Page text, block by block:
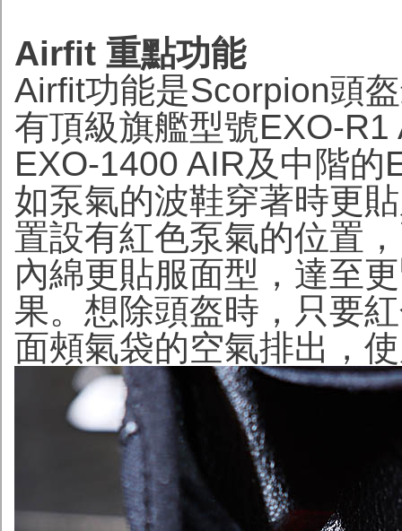
Airfit 重點功能
Airfit功能是Scorpion頭
有頂級旗艦型號EXO-
EXO-1400 AIR及中階
如泵氣的波鞋穿著時更
置設有紅色泵氣的位置
內綿更貼服面型，達至
果。想除頭盔時，只要
面頰氣袋的空氣排出，